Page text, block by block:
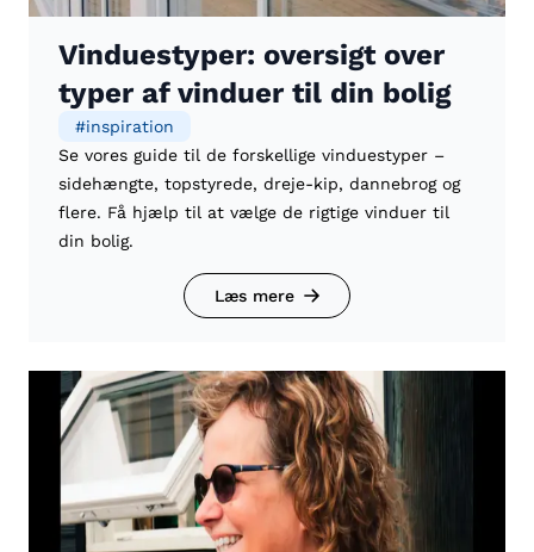
Vinduestyper: oversigt over
typer af vinduer til din bolig
#inspiration
Se vores guide til de forskellige vinduestyper –
sidehængte, topstyrede, dreje-kip, dannebrog og
flere. Få hjælp til at vælge de rigtige vinduer til
din bolig.
Læs mere